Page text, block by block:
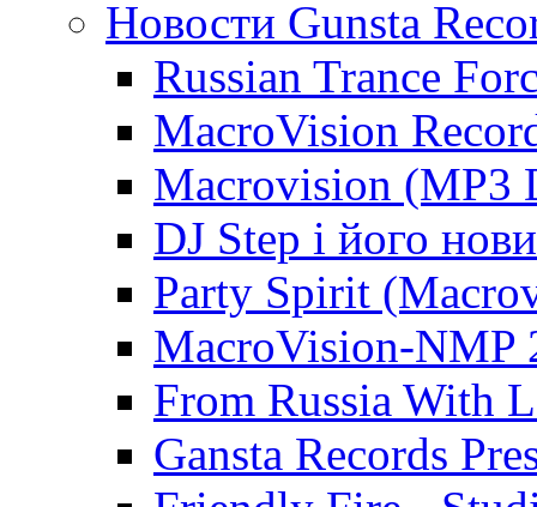
Новости Gunsta
Russian Trance
MacroVision
Macrovision (MP3
DJ Step і його
Party Spirit
MacroVision-NMP
From Russia With
Gansta Records